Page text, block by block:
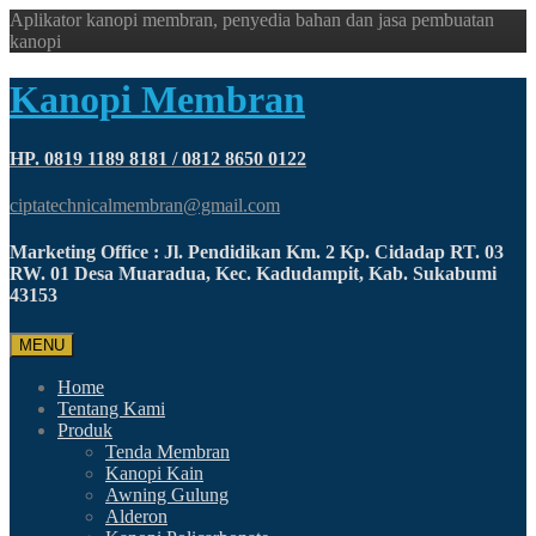
Aplikator kanopi membran, penyedia bahan dan jasa pembuatan
kanopi
Kanopi Membran
HP. 0819 1189 8181 / 0812 8650 0122
ciptatechnicalmembran@gmail.com
Marketing Office : Jl. Pendidikan Km. 2 Kp. Cidadap RT. 03
RW. 01 Desa Muaradua, Kec. Kadudampit, Kab. Sukabumi
43153
MENU
Home
Tentang Kami
Produk
Tenda Membran
Kanopi Kain
Awning Gulung
Alderon